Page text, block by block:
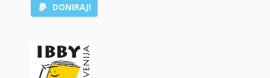
DONIRAJ!